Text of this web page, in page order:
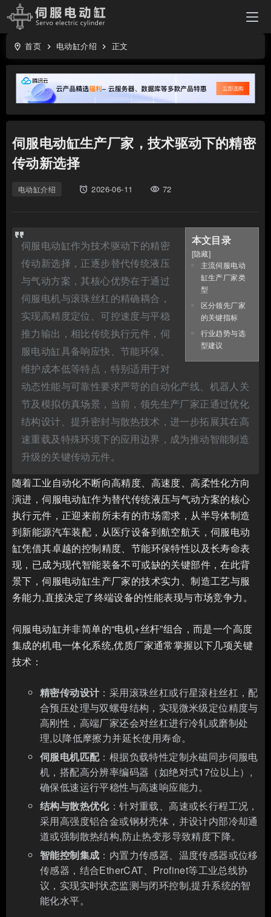
location_on 首页 keyboard_arrow_right 电动缸介绍 keyboard_arrow_right 正文
伺服电动缸生产厂家，技术驱动下的精密
传动新选择
电动缸介绍 access_alarms 2026-06-11 visibility 72
本文目录
[隐藏]
主流伺服电动
缸生产厂家类
型
区分领先厂家
的关键指标
行业趋势与选
型建议
伺服电动缸作为技术驱动下的精密
传动新选择，正逐步替代传统液压
与气动方案，其核心优势在于通过
伺服电机与滚珠丝杠的精确耦合，
实现高精度定位、可控速度与平稳
推力输出，相比传统执行元件，伺
服电动缸具备响应快、节能环保、
维护成本低等特点，特别适用于对
动态性能与可靠性要求严苛的自动化产线、机器人关
节及模拟仿真场景，当前，领先生产厂家正通过优化
结构设计、提升密封与散热技术，进一步拓展其在高
速重载及特殊环境下的应用边界，成为推动智能制造
升级的关键传动元件。
随着工业自动化不断向高精度、高速度、高柔性化方向
演进，伺服电动缸作为替代传统液压与气动方案的核心
执行元件，正迎来前所未有的市场需求，从半导体制造
到新能源汽车装配，从医疗设备到航空航天，伺服电动
缸凭借其卓越的控制精度、节能环保特性以及长寿命表
现，已成为现代智能装备不可或缺的关键部件，在此背
景下，伺服电动缸生产厂家的技术实力、制造工艺与服
务能力,直接决定了终端设备的性能表现与市场竞争力。
伺服电动缸并非简单的“电机+丝杆”组合，而是一个高度
集成的机电一体化系统,优质厂家通常掌握以下几项关键
技术：
精密传动设计：采用滚珠丝杠或行星滚柱丝杠，配
合预压处理与双螺母结构，实现微米级定位精度与
高刚性，高端厂家还会对丝杠进行冷轧或磨制处
理,以降低摩擦力并延长使用寿命。
伺服电机匹配：根据负载特性定制永磁同步伺服电
机，搭配高分辨率编码器（如绝对式17位以上）,
确保低速运行平稳性与高速响应能力。
结构与散热优化：针对重载、高速或长行程工况，
采用高强度铝合金或钢材壳体，并设计内部冷却通
道或强制散热结构,防止热变形导致精度下降。
智能控制集成 ：内置力传感器、温度传感器或位移
传感器，结合EtherCAT、Profinet等工业总线协
议，实现实时状态监测与闭环控制,提升系统的智
能化水平。